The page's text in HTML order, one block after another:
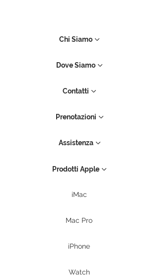
Chi Siamo
Dove Siamo
Contatti
Prenotazioni
Assistenza
Prodotti Apple
iMac
Mac Pro
iPhone
Watch